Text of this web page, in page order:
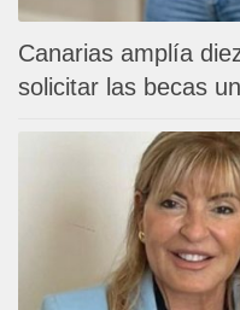
Canarias amplía
solicitar las becas